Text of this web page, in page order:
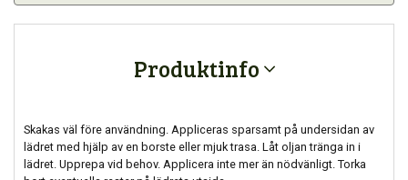
Produktinfo
Skakas väl före användning. Appliceras sparsamt på undersidan av
lädret med hjälp av en borste eller mjuk trasa. Låt oljan tränga in i
lädret. Upprepa vid behov. Applicera inte mer än nödvänligt. Torka